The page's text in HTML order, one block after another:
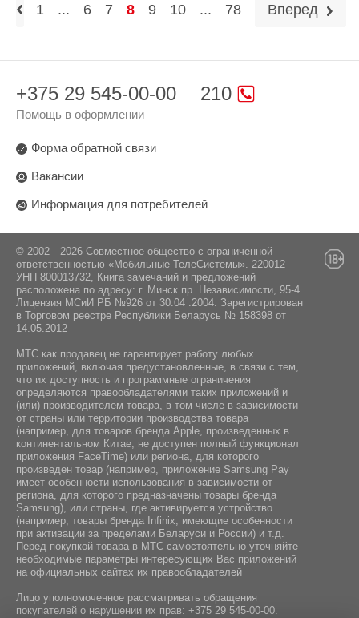
1 ... 6 7 8 9 10 ... 78 Вперед
210
+375 29 545-00-00
Помощь в оформлении
Форма обратной связи
Вакансии
Информация для потребителей
© 2002—2026 Совместное общество с ограниченной
ответственностью «Мобильные ТелеСистемы». 220012
УНП 800013732, Книга замечаний и предложений
расположена по адресу: г. Минск пр. Независимости, 95-4
Лицензия МСиИ РБ №926 от 30.04 .2004. Зарегистрирован
в Торговом реестре Республики Беларусь № 158398 от
14.05.2012
МТС как продавец не гарантирует работу любых
приложений, включая предустановленные, в связи с тем,
что их доступность и программные ограничения
определяются правообладателями таких приложений и
(или) производителем товара, в том числе в зависимости
от страны или территории производства товара
(например, для товаров бренда Apple, произведенных в
континентальном Китае, не доступен полный функционал
приложения FaceTime) или региона, для которого
произведен товар (например, приложение Samsung Pay
имеет особенности использования в зависимости от
региона, для которого предназначены товары бренда
Samsung), или страны, где активируется устройство
(например, товары бренда Infiniх, имеющие особенности
при активации за пределами Беларуси и России) и т.д.
Перед покупкой товара в МТС самостоятельно уточняйте
необходимые параметры интересующих Вас приложений
на официальных сайтах их правообладателей
Лицо уполномоченное рассматривать обращения
покупателей о нарушении их прав: +375 29 545-00-00.